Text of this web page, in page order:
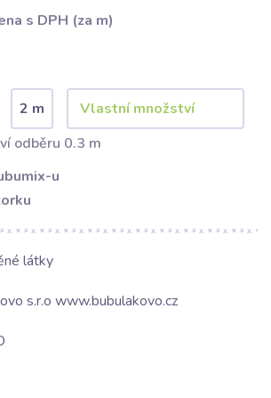
s DPH (za m)
2 m
odběru 0.3 m
u
látky
s.r.o www.bubulakovo.cz